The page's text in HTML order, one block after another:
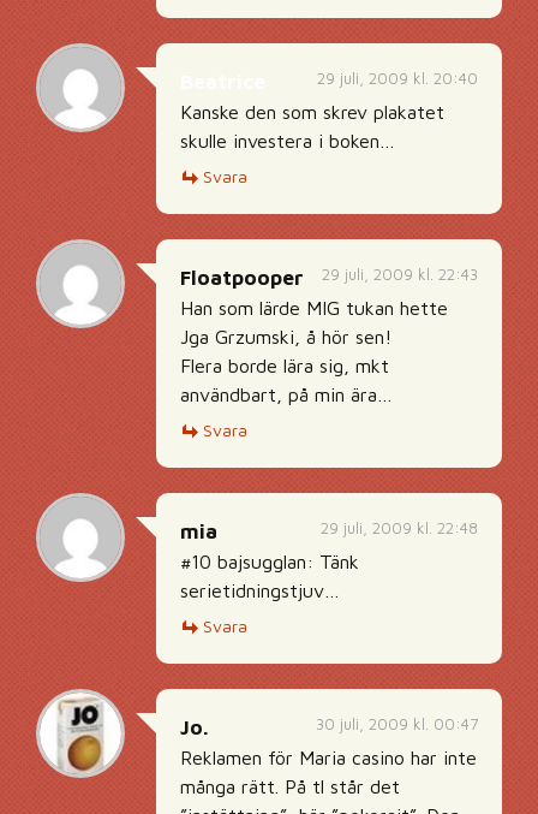
29 juli, 2009 kl. 20:40
Kanske den som skrev plakatet
skulle investera i boken…
Svara
29 juli, 2009 kl. 22:43
Floatpooper
Han som lärde MIG tukan hette
Jga Grzumski, å hör sen!
Flera borde lära sig, mkt
användbart, på min ära…
Svara
29 juli, 2009 kl. 22:48
mia
#10 bajsugglan: Tänk
serietidningstjuv…
Svara
30 juli, 2009 kl. 00:47
Jo.
Reklamen för Maria casino har inte
många rätt. På tl står det